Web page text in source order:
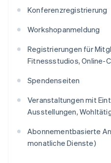
Konferenzregistrierung
Workshopanmeldung
Registrierungen für
Fitnessstudios, Online-
Spendenseiten
Veranstaltungen mit
Ausstellungen,
Abonnementbasierte
monatliche Dienste)